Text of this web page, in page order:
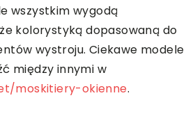
wszystkim wygodą
kolorystyką dopasowaną do
wystroju. Ciekawe modele
między innymi w
moskitiery-okienne.